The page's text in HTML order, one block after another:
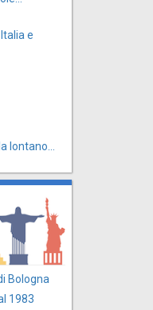
e
lontano...
Bologna
1983